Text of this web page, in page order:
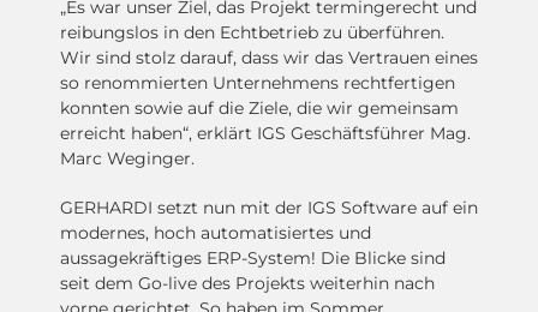
„Es war unser Ziel, das Projekt termingerecht und
reibungslos in den Echtbetrieb zu überführen.
Wir sind stolz darauf, dass wir das Vertrauen eines
so renommierten Unternehmens rechtfertigen
konnten sowie auf die Ziele, die wir gemeinsam
erreicht haben“, erklärt IGS Geschäftsführer Mag.
Marc Weginger.
GERHARDI setzt nun mit der IGS Software auf ein
modernes, hoch automatisiertes und
aussagekräftiges ERP-System! Die Blicke sind
seit dem Go-live des Projekts weiterhin nach